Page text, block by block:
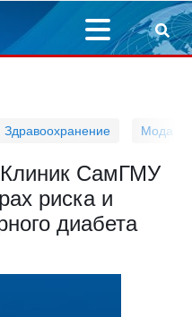
Здравоохранение Мода
Клиник СамГМУ
риска и
диабета